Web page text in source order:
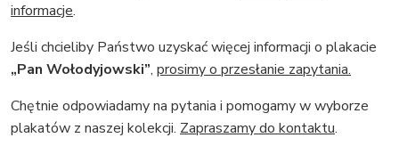
informacje.
Jeśli chcieliby Państwo uzyskać więcej informacji o plakacie
„Pan Wołodyjowski”, prosimy o przesłanie zapytania.
Chętnie odpowiadamy na pytania i pomogamy w wyborze
plakatów z naszej kolekcji. Zapraszamy do kontaktu.